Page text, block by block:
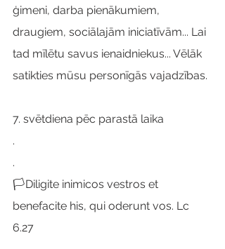
ģimeni, darba pienākumiem,
draugiem, sociālajām iniciatīvām... Lai
tad mīlētu savus ienaidniekus... Vēlāk
satikties mūsu personīgās vajadzības.
7. svētdiena pēc parastā laika
.
.
🏳️Diligite inimicos vestros et
benefacite his, qui oderunt vos. Lc
6.27